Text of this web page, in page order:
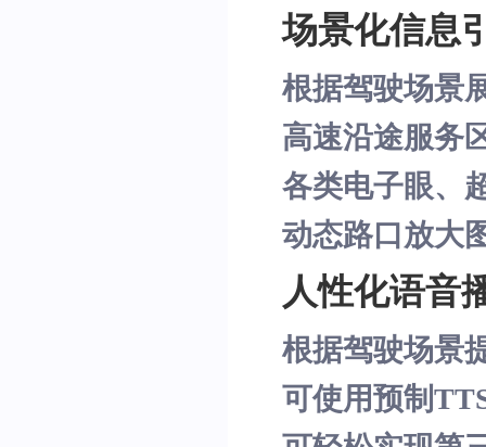
场景化信息
根据驾驶场景
高速沿途服务
各类电子眼、
动态路口放大
人性化语音
根据驾驶场景
可使用预制